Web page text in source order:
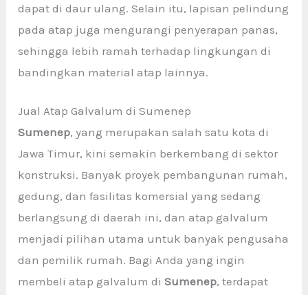
dapat di daur ulang. Selain itu, lapisan pelindung
pada atap juga mengurangi penyerapan panas,
sehingga lebih ramah terhadap lingkungan di
bandingkan material atap lainnya.
Jual Atap Galvalum di Sumenep
Sumenep, yang merupakan salah satu kota di
Jawa Timur, kini semakin berkembang di sektor
konstruksi. Banyak proyek pembangunan rumah,
gedung, dan fasilitas komersial yang sedang
berlangsung di daerah ini, dan atap galvalum
menjadi pilihan utama untuk banyak pengusaha
dan pemilik rumah. Bagi Anda yang ingin
membeli atap galvalum diSumenep, terdapat